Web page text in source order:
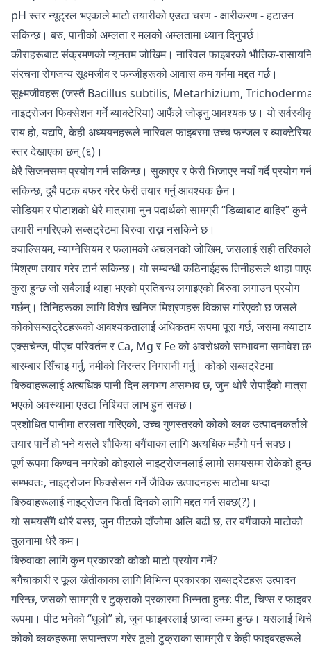
pH स्तर न्यूट्रल भएकाले माटो तयारीको एउटा चरण - क्षारीकरण - हटाउन
सकिन्छ। बरु, पानीको अम्लता र मलको अम्लतामा ध्यान दिनुपर्छ।
कीराहरूबाट संक्रमणको न्यूनतम जोखिम। नारिवल फाइबरको भौतिक-
संरचना रोगजन्य सूक्ष्मजीव र फन्जीहरूको आवास कम गर्नमा मद्दत गर्छ।
सूक्ष्मजीवहरू (जस्तै Bacillus subtilis, Metarhizium,
नाइट्रोजन फिक्सेशन गर्ने ब्याक्टेरिया) आफैंले जोड्नु आवश्यक छ। यो
राय हो, यद्यपि, केही अध्ययनहरूले नारिवल फाइबरमा उच्च फन्जल र
स्तर देखाएका छन् (६)।
धेरै सिजनसम्म प्रयोग गर्न सकिन्छ। सुकाएर र फेरी भिजाएर नयाँ गर्दै प्रयोग गर्न
सकिन्छ, दुबै पटक बफर गरेर फेरी तयार गर्नु आवश्यक छैन।
सोडियम र पोटाशको धेरै मात्रामा नुन पदार्थको सामग्री “डिब्बाबाट बाहिर” कुनै
तयारी नगरिएको सब्सट्रेटमा बिरुवा राख्न नसकिने छ।
क्याल्सियम, म्याग्नेसियम र फलामको अचलनको जोखिम, जसलाई सही तरिकाले
मिश्रण तयार गरेर टार्न सकिन्छ। यो सम्बन्धी कठिनाईहरू तिनीहरूले थाहा
कुरा हुन्छ जो सबैलाई थाहा भएको प्रतिबन्ध लगाइएको बिरुवा लगाउन प्रयोग
गर्छन्। तिनिहरूका लागि विशेष खनिज मिश्रणहरू विकास गरिएको छ जसले
कोकोसब्सट्रेटहरूको आवश्यकतालाई अधिकतम रूपमा पूरा गर्छ, जसमा
एक्सचेन्ज, पीएच परिवर्तन र Ca, Mg र Fe को अवरोधको सम्भावना समावेश
बारम्बार सिँचाइ गर्नु, नमीको निरन्तर निगरानी गर्नु। कोको सब्सट्रेटमा
बिरुवाहरूलाई अत्यधिक पानी दिन लगभग असम्भव छ, जुन थोरै रोपाइँको मात्रा
भएको अवस्थामा एउटा निश्चित लाभ हुन सक्छ।
प्रशोधित पानीमा तरलता गरिएको, उच्च गुणस्तरको कोको ब्लक उत्पादनकर्ताले
तयार पार्ने हो भने यसले शौकिया बगैंचाका लागि अत्यधिक महँगो पर्न सक्छ।
पूर्ण रूपमा किण्वन नगरेको कोइराले नाइट्रोजनलाई लामो समयसम्म रोकेको
सम्भवतः, नाइट्रोजन फिक्सेसन गर्ने जैविक उत्पादनहरू माटोमा थप्दा
बिरुवाहरूलाई नाइट्रोजन फिर्ता दिनको लागि मद्दत गर्न सक्छ(?‌)।
यो समयसँगै थोरै बस्छ, जुन पीटको दाँजोमा अलि बढी छ, तर बगैंचाको माटोको
तुलनामा धेरै कम।
बिरुवाका लागि कुन प्रकारको कोको माटो प्रयोग गर्ने?
बगैंचाकारी र फूल खेतीकाका लागि विभिन्न प्रकारका सब्सट्रेटहरू उत्पादन
गरिन्छ, जसको सामग्री र टुक्राको प्रकारमा भिन्नता हुन्छ: पीट, चिप्स र
रूपमा। पीट भनेको “धुलो” हो, जुन फाइबरलाई छान्दा जम्मा हुन्छ। यसलाई
कोको ब्लकहरूमा रूपान्तरण गरेर ठूलो टुक्राका सामग्री र केही फाइबरहरूले